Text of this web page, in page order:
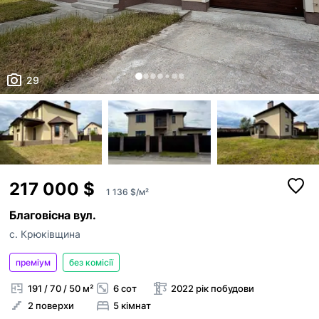
29
217 000 $ 1 136 $/м²
Благовісна вул.
с. Крюківщина
преміум без комісії
191 / 70 / 50 м²
2 поверхи
6 сот
5 кімнат
2022 рік побудови